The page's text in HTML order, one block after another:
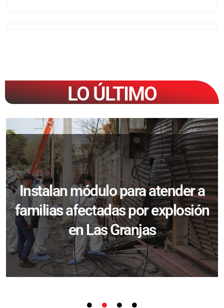
LO ÚLTIMO
Instalan módulo para atender a
familias afectadas por explosión
en Las Granjas